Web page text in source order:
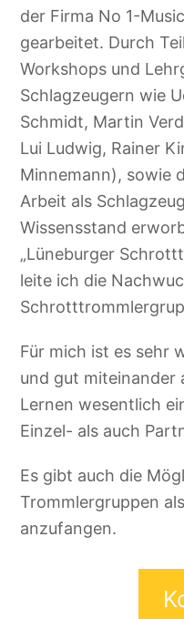
der Firma No 1-
gearbeitet. Durch
Workshops und
Schlagzeugern wie
Schmidt, Martin
Lui Ludwig, Rainer
Minnemann), sowie
Arbeit als
Wissensstand
„Lüneburger
leite ich die
Für mich ist es sehr
und gut miteinander
Lernen wesentlich
Einzel- als auch
Es gibt auch die
Trommlergruppen
anzufangen.